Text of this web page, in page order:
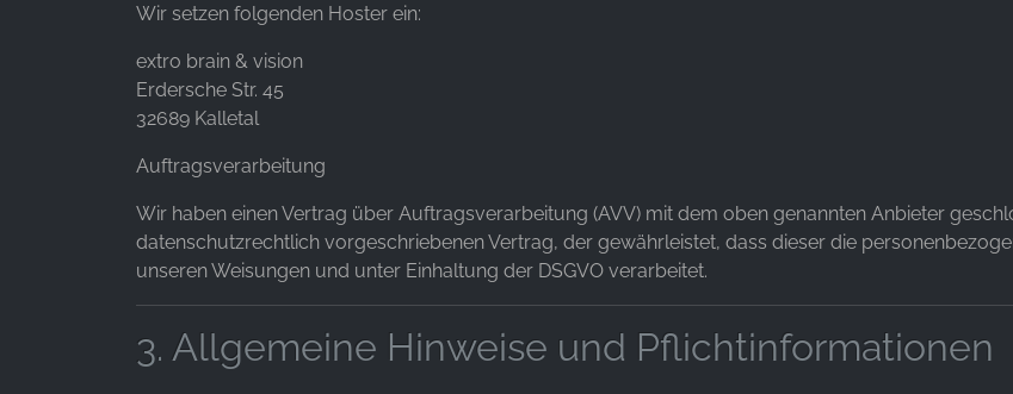
Wir setzen folgenden Hoster ein:
extro brain & vision
Erdersche Str. 45
32689 Kalletal
Auftragsverarbeitung
Wir haben einen Vertrag über Auftragsverarbeitung (AVV) mit dem oben genannten Anbieter
datenschutzrechtlich vorgeschriebenen Vertrag, der gewährleistet, dass dieser die
unseren Weisungen und unter Einhaltung der DSGVO verarbeitet.
3. Allgemeine Hinweise und Pflichtinformationen